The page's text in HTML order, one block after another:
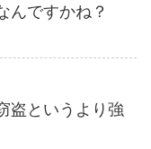
んですかね？
盗というより強